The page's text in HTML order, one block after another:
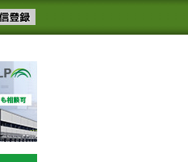
ースメール配信を登録す